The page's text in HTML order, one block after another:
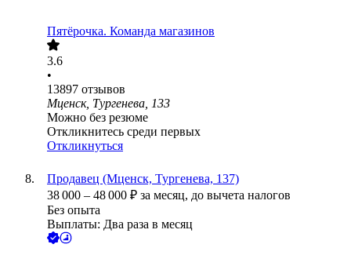
Пятёрочка. Команда магазинов
3.6
•
13897 отзывов
Мценск, Тургенева, 133
Можно без резюме
Откликнитесь среди первых
Откликнуться
Продавец (Мценск, Тургенева, 137)
38 000 – 48 000 ₽ за месяц, до вычета налогов
Без опыта
Выплаты: Два раза в месяц